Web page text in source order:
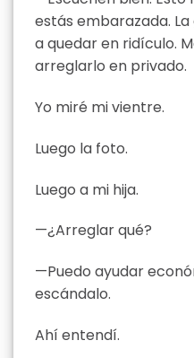
estás embarazada.
a quedar en ridículo.
arreglarlo en privado.
Yo miré mi vientre.
Luego la foto.
Luego a mi hija.
—¿Arreglar qué?
—Puedo ayudar
escándalo.
Ahí entendí.